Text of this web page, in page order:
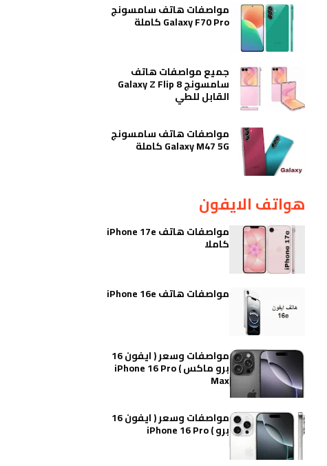
مواصفات هاتف سامسونج
Galaxy F70 Pro كاملة
جميع مواصفات هاتف
سامسونج Galaxy Z Flip 8
القابل للطي
مواصفات هاتف سامسونج
Galaxy M47 5G كاملة
هواتف الايفون
مواصفات هاتف iPhone 17e
كاملا
مواصفات هاتف iPhone 16e
مواصفات وسعر ( ايفون 16
برو ماكس ) iPhone 16 Pro
Max
مواصفات وسعر ( ايفون 16
برو ) iPhone 16 Pro